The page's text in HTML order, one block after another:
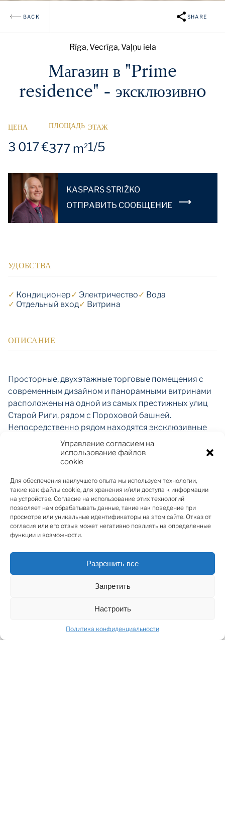
Управление согласием на
использование файлов
cookie
Для обеспечения наилучшего опыта мы используем технологии,
такие как файлы cookie, для хранения и/или доступа к информации
на устройстве. Согласие на использование этих технологий
позволяет нам обрабатывать данные, такие как поведение при
просмотре или уникальные идентификаторы на этом сайте. Отказ от
согласия или его отзыв может негативно повлиять на определенные
функции и возможности.
Разрешить все
Запретить
Настроить
Политика конфиденциальности
BACK SHARE
Rīga, Vecrīga, Vaļņu iela
Mагазин в "Prime
residence" - эксклюзивнo
ЦЕНА
3 017 €
ПЛОЩАДЬ
377 m2
ЭТАЖ
1/5
KASPARS STRIŽKO
OТПРАВИТЬ СООБЩЕНИЕ
УДОБСТВА
✓ Кондиционер✓ Электричество✓ Вода
✓ Отдельный вход✓ Витрина
ОПИСАНИЕ
Просторные, двухэтажные торговые помещения с
современным дизайном и панорамными витринами
расположены на одной из самых престижных улиц
Старой Риги, рядом с Пороховой башней.
Непосредственно рядом находятся эксклюзивные
магазины всемирно известных брендов одежды и
ювелирных изделий.
Это здание – единственное новое строительство
среди исторических зданий Старой Риги, оно было
построено в 2006 году в соответствии с самыми
высокими стандартами качества. В отделке
интерьера и экстерьера использованы материалы
плиты, гранит, мрамор и дерево.
Предлагаются в аренду отличные торговые
Старой Риги – улице Ваļню. Магазин расположен на
кондиционером и большими витринами,